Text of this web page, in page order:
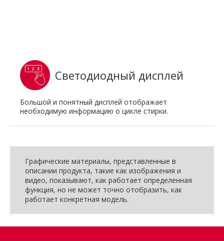
Светодиодный дисплей
Большой и понятный дисплей отображает
необходимую информацию о цикле стирки.
Графические материалы, представленные в
описании продукта, такие как изображения и
видео, показывают, как работает определенная
функция, но не может точно отобразить, как
работает конкретная модель.